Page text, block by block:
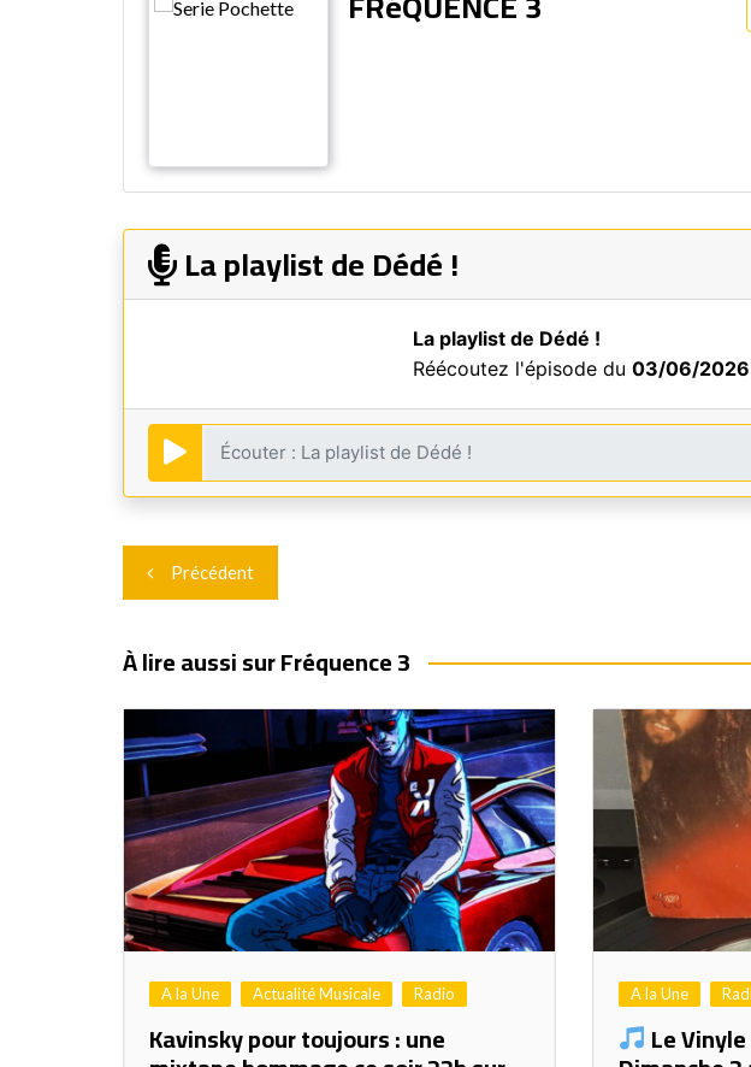
La playlist de Dédé !
La playlist de Dédé !
Réécoutez l'épisode du 03/06/2026
Navigation
de
l’article
Précédent
À lire aussi sur Fréquence 3
A la Une Actualité Musicale Radio
Kavinsky pour toujours : une
A la Une
Le